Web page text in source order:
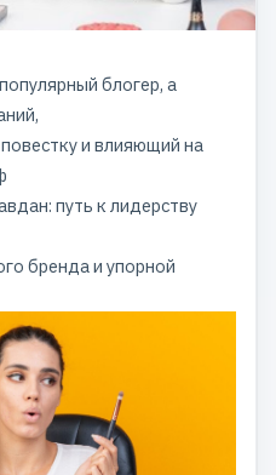
блогер, а
и влияющий на
путь к лидерству
бренда и упорной